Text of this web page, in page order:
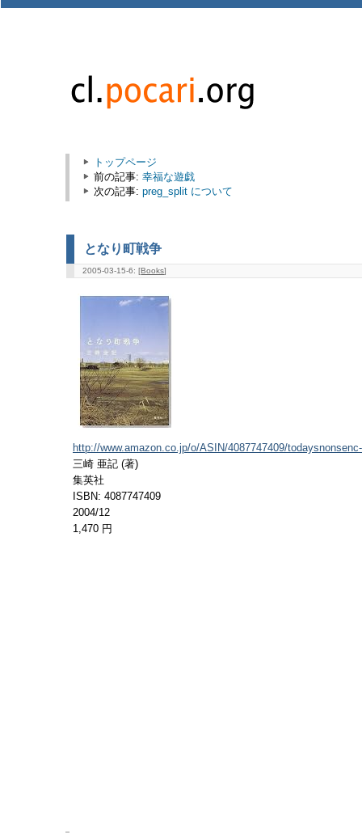
トップページ
前の記事: 幸福な遊戯
次の記事: preg_split について
となり町戦争
2005-03-15-6: [Books]
http://www.amazon.co.jp/o/ASIN/4087747409/
三崎 亜記 (著)
集英社
ISBN: 4087747409
2004/12
1,470 円